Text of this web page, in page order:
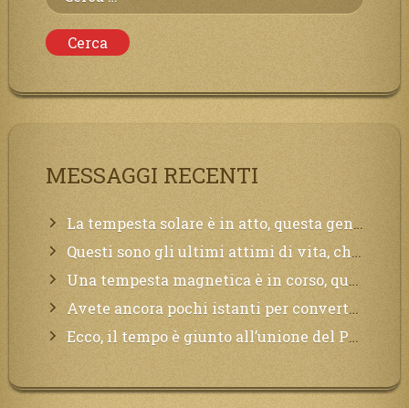
per:
MESSAGGI RECENTI
La tempesta solare è in atto, questa generazione soffrirà molto, la Terra arderà, l’acqua sarà contaminata, il cibo non sarà più nelle vostre mense.
Questi sono gli ultimi attimi di vita, chi si vuole salvare Mi chiami in suo aiuto.
Una tempesta magnetica è in corso, questa generazione patirà. Il black out non tarderà ad arrivare e tutta la Terra sarà oscurata.
Avete ancora pochi istanti per convertirvi, non perdete tempo, la sciagura arriverà all’improvviso e per chi non si sarà preparato saranno dolori.
Ecco, il tempo è giunto all’unione del Padre con il figlio, non avete che da attendere pochissimo.